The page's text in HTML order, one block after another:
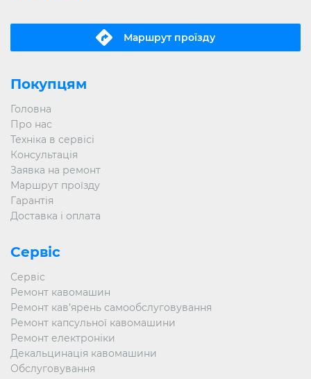
Маршрут проїзду
Покупцям
Головна
Про нас
Техніка в сервісі
Консультація
Заявка на ремонт
Маршрут проїзду
Гарантія
Доставка і оплата
Сервіс
Сервіс
Ремонт кавомашин
Ремонт кав’ярень самообслуговування
Ремонт капсульної кавомашини
Ремонт електроніки
Декальцинація кавомашини
Обслуговування